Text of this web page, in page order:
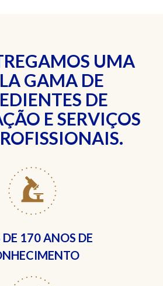
UMA
GAMA DE
DE
E SERVIÇOS
170 ANOS DE